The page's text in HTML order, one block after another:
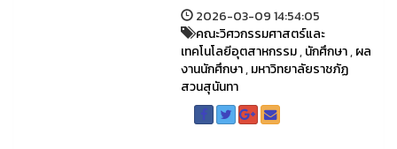
2026-03-09 14:54:05
คณะวิศวกรรมศาสตร์และ
เทคโนโลยีอุตสาหกรรม,นักศึกษา,ผล
งานนักศึกษา,มหาวิทยาลัยราชภัฏ
สวนสุนันทา